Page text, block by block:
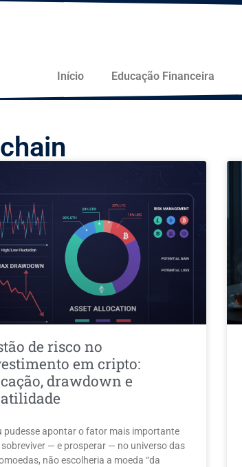
Início Educação Financeira
de risco no
em cripto:
drawdown e
pudesse apontar o fator mais importante
— e prosperar — no universo das
não escolheria a moeda “da